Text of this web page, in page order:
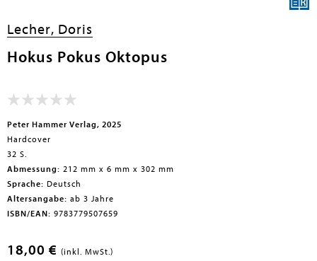
submenu
Lecher, Doris
Hokus Pokus Oktopus
Peter Hammer Verlag, 2025
Hardcover
32 S.
Abmessung: 212 mm x 6 mm x 302 mm
Sprache: Deutsch
Altersangabe: ab 3 Jahre
ISBN/EAN: 9783779507659
18,00 € (inkl. MwSt.)